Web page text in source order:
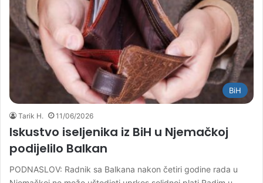
BiH
Tarik H. 11/06/2026
Iskustvo iseljenika iz BiH u Njemačkoj
podijelilo Balkan
PODNASLOV: Radnik sa Balkana nakon četiri godine rada u